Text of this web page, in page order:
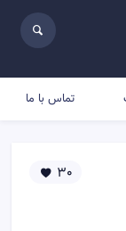
تماس با ما
30